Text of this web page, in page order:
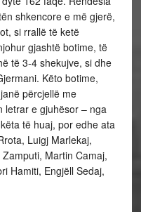
shkencore e më gjerë,
si rrallë të ketë
gjashtë botime, të
të 3-4 shekujve, si dhe
Këto botime,
përcjellë me
letrar e gjuhësor – nga
të huaj, por edhe ata
Luigj Marlekaj,
Martin Camaj,
Hamiti, Engjëll Sedaj,